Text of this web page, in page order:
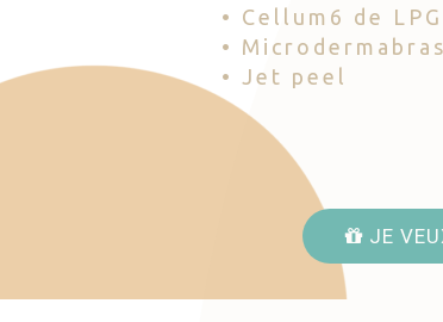
• Cellum6 de LPG
•
• Jet peel
JE